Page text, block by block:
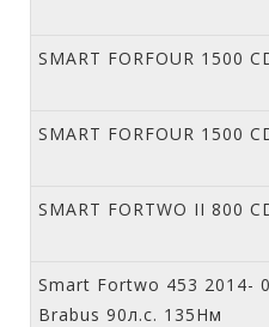
SMART FORFOUR 1500
SMART FORFOUR 1500
SMART FORTWO II 800
Smart Fortwo 453 2014-
Brabus 90л.с. 135Нм